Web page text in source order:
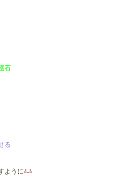
石
る
ように